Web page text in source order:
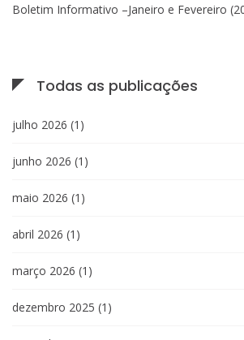
Boletim Informativo –Janeiro e Fevereiro
Todas as publicações
julho 2026 (1)
junho 2026 (1)
maio 2026 (1)
abril 2026 (1)
março 2026 (1)
dezembro 2025 (1)